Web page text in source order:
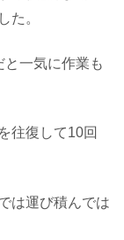
た。
一気に作業も
往復して10回
は運び積んでは